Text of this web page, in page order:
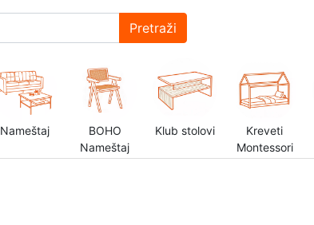
Pretraži
Nameštaj
BOHO
Nameštaj
Klub stolovi
Kreveti
Montessori